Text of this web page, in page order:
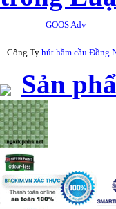
GOOS Adv
Công Ty hút hầm cầu Đồng
Sản